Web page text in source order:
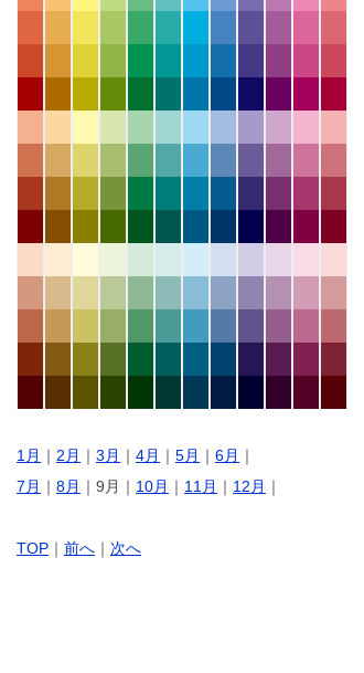
1月 ｜ 2月 ｜ 3月 ｜ 4月 ｜ 5月 ｜ 6月 ｜
7月 ｜ 8月 ｜9月｜ 10月 ｜ 11月 ｜ 12月 ｜
TOP ｜ 前へ ｜ 次へ